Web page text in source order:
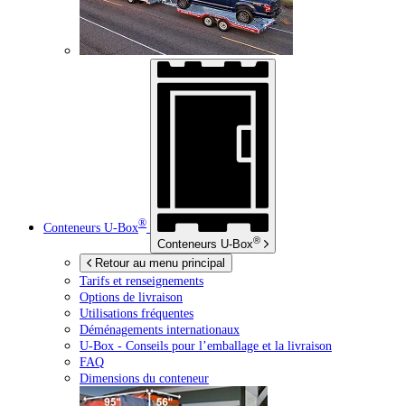
Conteneurs U-Box®
Conteneurs U-Box®
Retour au menu principal
Tarifs et renseignements
Options de livraison
Utilisations fréquentes
Déménagements internationaux
U-Box - Conseils pour l’emballage et la livraison
FAQ
Dimensions du conteneur